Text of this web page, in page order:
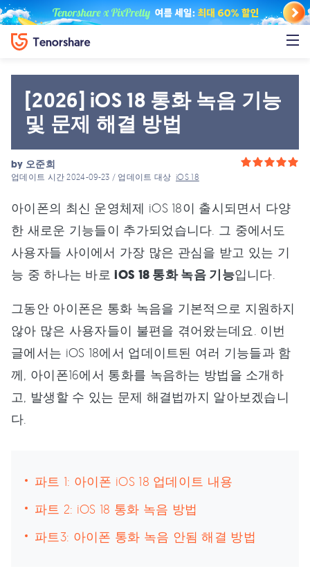
[2026] iOS 18 통화 녹음 기능
및 문제 해결 방법
by 오준희
업데이트 시간 2024-09-23 / 업데이트 대상iOS 18
아이폰의 최신 운영체제 iOS 18이 출시되면서 다양
한 새로운 기능들이 추가되었습니다. 그 중에서도
사용자들 사이에서 가장 많은 관심을 받고 있는 기
능 중 하나는 바로iOS 18 통화 녹음 기능입니다.
그동안 아이폰은 통화 녹음을 기본적으로 지원하지
않아 많은 사용자들이 불편을 겪어왔는데요. 이번
글에서는 iOS 18에서 업데이트된 여러 기능들과 함
께, 아이폰16에서 통화를 녹음하는 방법을 소개하
고, 발생할 수 있는 문제 해결법까지 알아보겠습니
다.
파트 1: 아이폰 iOS 18 업데이트 내용
파트 2: iOS 18 통화 녹음 방법
파트3: 아이폰 통화 녹음 안됨 해결 방법